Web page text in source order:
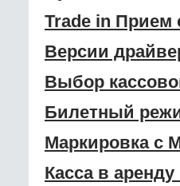
Trade in Прием
Версии
Выбор
Билетный
Маркировка с
Касса в